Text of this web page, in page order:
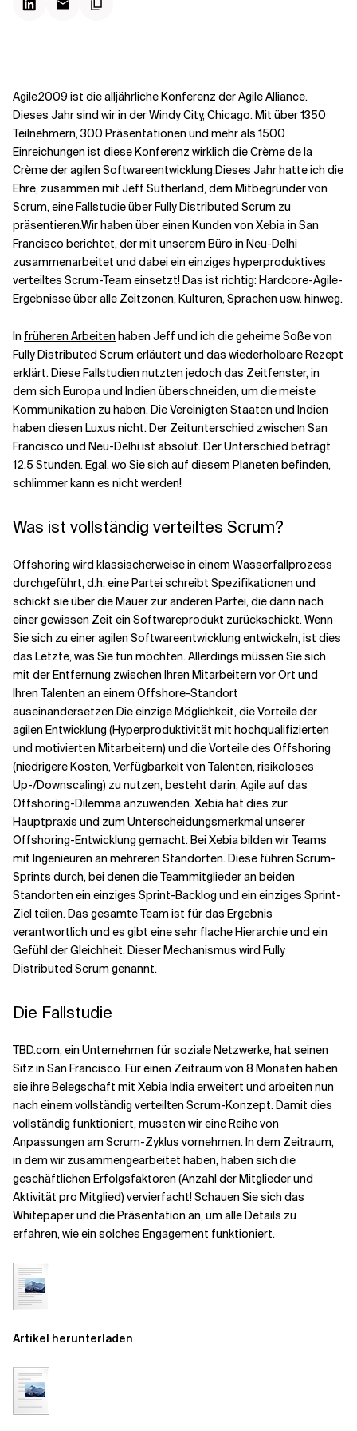
Verwandte Themen
Agile2009 ist die alljährliche Konferenz der Agile Alliance.
Dieses Jahr sind wir in der Windy City, Chicago. Mit über 1350
Teilnehmern, 300 Präsentationen und mehr als 1500
Einreichungen ist diese Konferenz wirklich die Crème de la
Crème der agilen Softwareentwicklung.Dieses Jahr hatte ich die
Ehre, zusammen mit Jeff Sutherland, dem Mitbegründer von
Scrum, eine Fallstudie über Fully Distributed Scrum zu
präsentieren.Wir haben über einen Kunden von Xebia in San
Francisco berichtet, der mit unserem Büro in Neu-Delhi
zusammenarbeitet und dabei ein einziges hyperproduktives
verteiltes Scrum-Team einsetzt! Das ist richtig: Hardcore-Agile-
Ergebnisse über alle Zeitzonen, Kulturen, Sprachen usw. hinweg.
In früheren Arbeiten haben Jeff und ich die geheime Soße von
Fully Distributed Scrum erläutert und das wiederholbare Rezept
erklärt. Diese Fallstudien nutzten jedoch das Zeitfenster, in
dem sich Europa und Indien überschneiden, um die meiste
Kommunikation zu haben. Die Vereinigten Staaten und Indien
haben diesen Luxus nicht. Der Zeitunterschied zwischen San
Francisco und Neu-Delhi ist absolut. Der Unterschied beträgt
12,5 Stunden. Egal, wo Sie sich auf diesem Planeten befinden,
schlimmer kann es nicht werden!
Was ist vollständig verteiltes Scrum?
Offshoring wird klassischerweise in einem Wasserfallprozess
durchgeführt, d.h. eine Partei schreibt Spezifikationen und
schickt sie über die Mauer zur anderen Partei, die dann nach
einer gewissen Zeit ein Softwareprodukt zurückschickt. Wenn
Sie sich zu einer agilen Softwareentwicklung entwickeln, ist dies
das Letzte, was Sie tun möchten. Allerdings müssen Sie sich
mit der Entfernung zwischen Ihren Mitarbeitern vor Ort und
Ihren Talenten an einem Offshore-Standort
auseinandersetzen.Die einzige Möglichkeit, die Vorteile der
agilen Entwicklung (Hyperproduktivität mit hochqualifizierten
und motivierten Mitarbeitern) und die Vorteile des Offshoring
(niedrigere Kosten, Verfügbarkeit von Talenten, risikoloses
Up-/Downscaling) zu nutzen, besteht darin, Agile auf das
Offshoring-Dilemma anzuwenden. Xebia hat dies zur
Hauptpraxis und zum Unterscheidungsmerkmal unserer
Offshoring-Entwicklung gemacht. Bei Xebia bilden wir Teams
mit Ingenieuren an mehreren Standorten. Diese führen Scrum-
Sprints durch, bei denen die Teammitglieder an beiden
Standorten ein einziges Sprint-Backlog und ein einziges Sprint-
Ziel teilen. Das gesamte Team ist für das Ergebnis
verantwortlich und es gibt eine sehr flache Hierarchie und ein
Gefühl der Gleichheit. Dieser Mechanismus wird Fully
Distributed Scrum genannt.
Die Fallstudie
TBD.com, ein Unternehmen für soziale Netzwerke, hat seinen
Sitz in San Francisco. Für einen Zeitraum von 8 Monaten haben
sie ihre Belegschaft mit Xebia India erweitert und arbeiten nun
nach einem vollständig verteilten Scrum-Konzept. Damit dies
vollständig funktioniert, mussten wir eine Reihe von
Anpassungen am Scrum-Zyklus vornehmen. In dem Zeitraum,
in dem wir zusammengearbeitet haben, haben sich die
geschäftlichen Erfolgsfaktoren (Anzahl der Mitglieder und
Aktivität pro Mitglied) vervierfacht! Schauen Sie sich das
Whitepaper und die Präsentation an, um alle Details zu
erfahren, wie ein solches Engagement funktioniert.
Artikel herunterladen